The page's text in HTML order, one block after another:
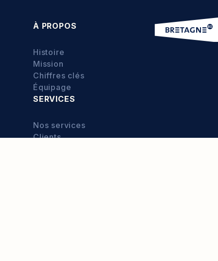
À PROPOS
Histoire
Mission
Chiffres clés
Équipage
SERVICES
Nos services
Clients